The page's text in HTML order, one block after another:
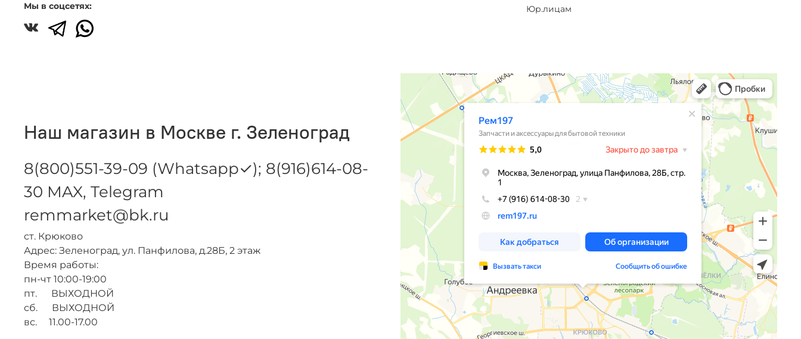
Юр.лицам
Мы в соцсетях:
Наш магазин в Москве г. Зеленоград
8(800)551-39-09 (Whatsapp✓); 8(916)614-08-
30 MAX, Telegram
remmarket@bk.ru
ст. Крюково
Адрес: Зеленоград, ул. Панфилова, д.28Б, 2 этаж
Время работы:
пн-чт 10:00-19:00
пт. ВЫХОДНОЙ
сб. ВЫХОДНОЙ
вс. 11.00-17.00